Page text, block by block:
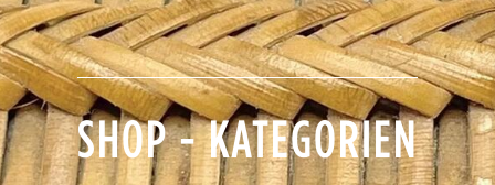
SHOP - KATEGORIEN